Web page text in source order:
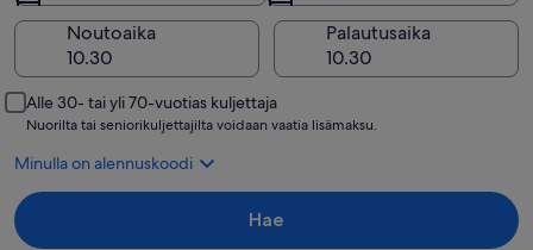
Noutoaika
Palautusaika
Alle 30- tai yli 70-vuotias kuljettaja
Nuorilta tai seniorikuljettajilta voidaan vaatia lisämaksu.
Minulla on alennuskoodi
Hae